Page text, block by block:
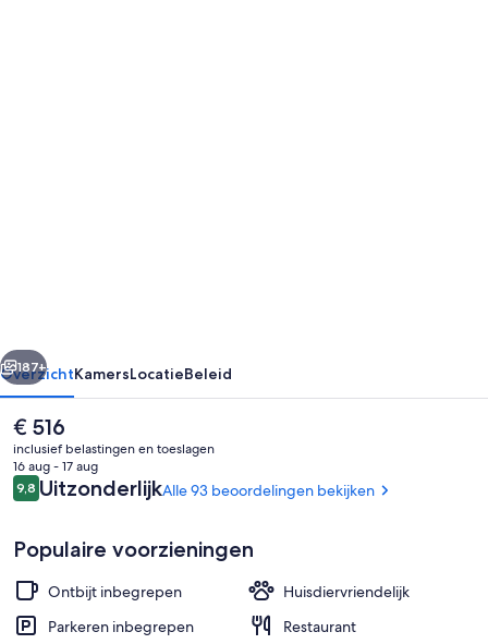
Kamer, 1 queensize bed, balkon,
Volgende
187+
OverzichtKamersLocatieBeleid
De
huidige
prijs
is
€ 516
€ 516
inclusief belastingen en toeslagen
16 aug - 17 aug
Beoordelingen
9,89,8 op 10 –
UitzonderlijkAlle 93 beoordelingen bekijken
Populaire voorzieningen
Ontbijt inbegrepen
Huisdiervriendelijk
Parkeren inbegrepen
Restaurant